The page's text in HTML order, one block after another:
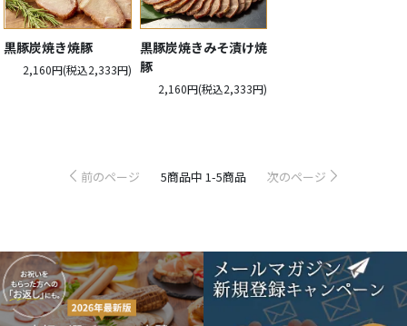
商
品
ト
黒豚炭焼き焼豚
2,160円(税込2,333円)
黒豚炭焼きみそ漬け焼
豚
2,160円(税込2,333円)
前のページ 5商品中 1-5商品 次のページ